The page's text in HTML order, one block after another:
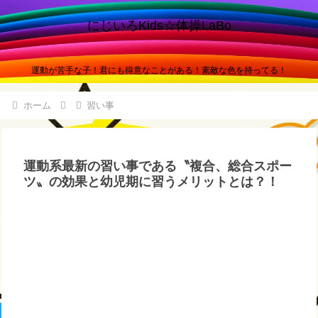
にじいろKids☆体操LaBo
運動が苦手な子！君にも得意なことがある！素敵な色を持ってる！
ホーム 習い事
運動系最新の習い事である〝複合、総合スポー
ツ〟の効果と幼児期に習うメリットとは？！